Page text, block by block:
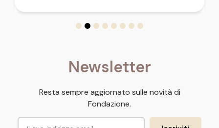
Newsletter
Resta sempre aggiornato sulle novità di
Fondazione.